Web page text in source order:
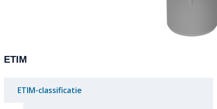
ETIM
ETIM-classificatie